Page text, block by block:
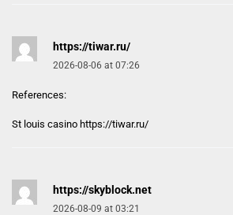
https://tiwar.ru/
2026-08-06 at 07:26
References:
St louis casino https://tiwar.ru/
https://skyblock.net
2026-08-09 at 03:21